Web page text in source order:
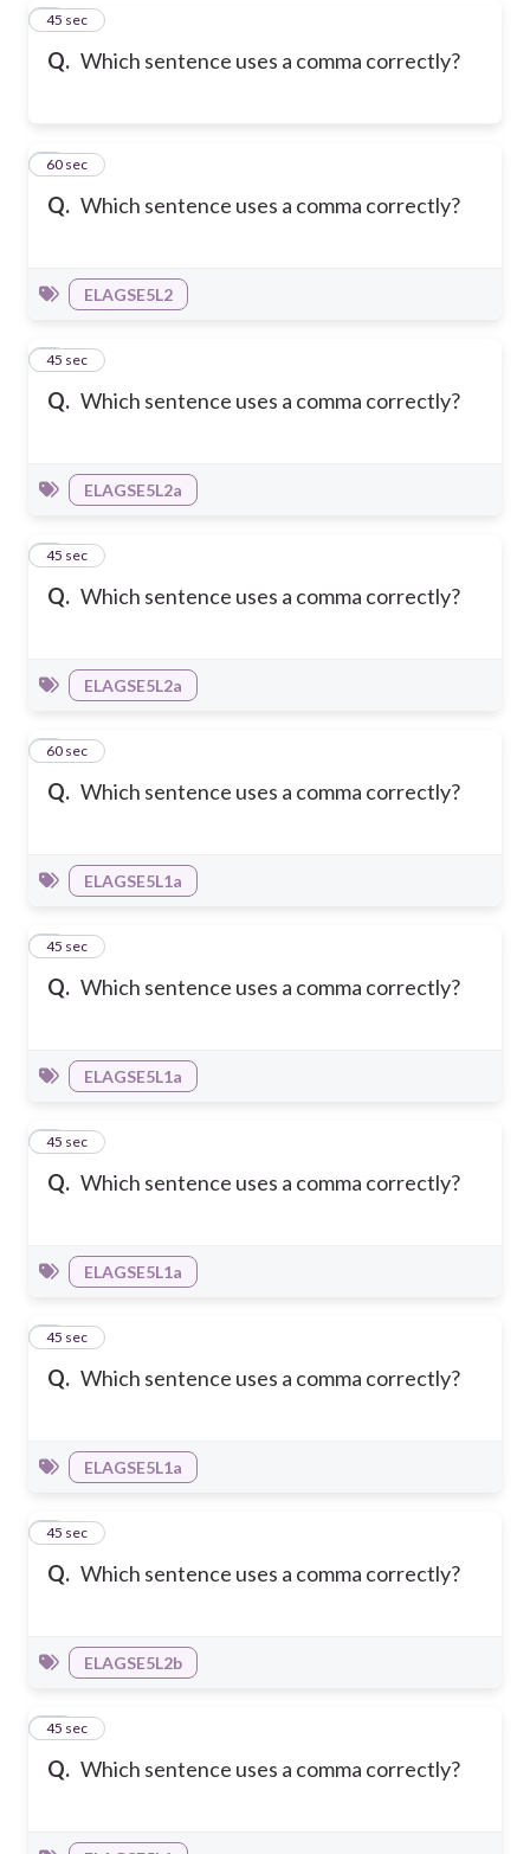
Q. Which sentence uses a comma correctly?
1
45 sec
Q. Which sentence uses a comma correctly?
260 sec
ELAGSE5L2
Q. Which sentence uses a comma correctly?
3
45 sec
ELAGSE5L2a
Q. Which sentence uses a comma correctly?
4
45 sec
ELAGSE5L2a
Q. Which sentence uses a comma correctly?
560 sec
ELAGSE5L1a
Q. Which sentence uses a comma correctly?
6
45 sec
ELAGSE5L1a
Q. Which sentence uses a comma correctly?
7
45 sec
ELAGSE5L1a
Q. Which sentence uses a comma correctly?
8
45 sec
ELAGSE5L1a
Q. Which sentence uses a comma correctly?
9
45 sec
ELAGSE5L2b
Q. Which sentence uses a comma correctly?
10
45 sec